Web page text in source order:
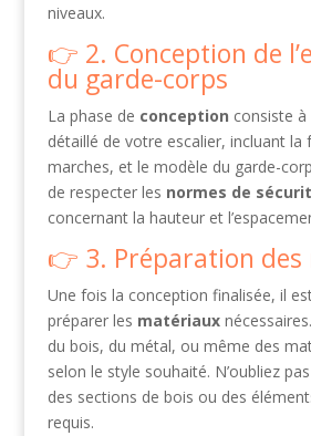
niveaux.
2. Conception de
du garde-corps
La phase de conception consiste à
détaillé de votre escalier, incluant la
marches, et le modèle du garde-
de respecter les normes de
concernant la hauteur et
3. Préparation
Une fois la conception finalisée, il
préparer les matériaux
du bois, du métal, ou même des
selon le style souhaité. N’oubliez
des sections de bois ou des
requis.